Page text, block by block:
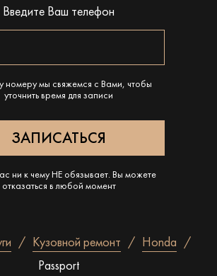
Введите Ваш телефон
номеру мы свяжемся с Вами, чтобы
уточнить время для записи
ни к чему НЕ обязывает. Вы можете
отказаться в любой момент
Кузовной ремонт
Honda
Passport